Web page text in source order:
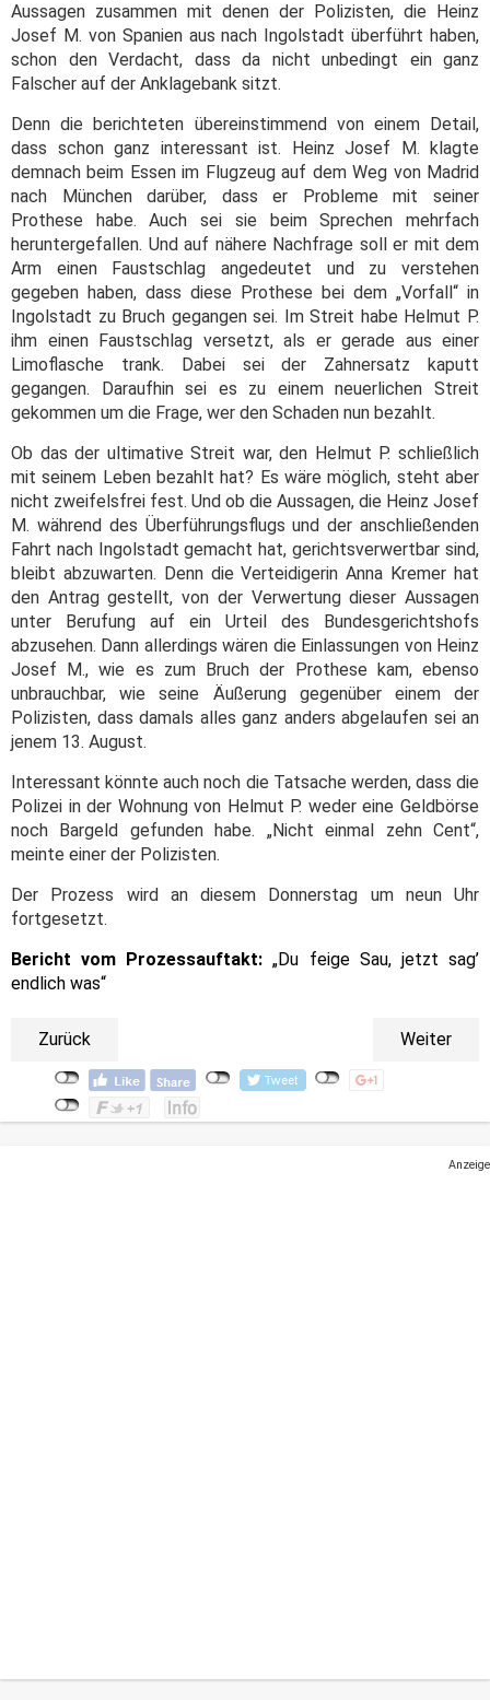
Aussagen zusammen mit denen der Polizisten, die Heinz
Josef M. von Spanien aus nach Ingolstadt überführt haben,
schon den Verdacht, dass da nicht unbedingt ein ganz
Falscher auf der Anklagebank sitzt.
Denn die berichteten übereinstimmend von einem Detail,
dass schon ganz interessant ist. Heinz Josef M. klagte
demnach beim Essen im Flugzeug auf dem Weg von Madrid
nach München darüber, dass er Probleme mit seiner
Prothese habe. Auch sei sie beim Sprechen mehrfach
heruntergefallen. Und auf nähere Nachfrage soll er mit dem
Arm einen Faustschlag angedeutet und zu verstehen
gegeben haben, dass diese Prothese bei dem „Vorfall“ in
Ingolstadt zu Bruch gegangen sei. Im Streit habe Helmut P.
ihm einen Faustschlag versetzt, als er gerade aus einer
Limoflasche trank. Dabei sei der Zahnersatz kaputt
gegangen. Daraufhin sei es zu einem neuerlichen Streit
gekommen um die Frage, wer den Schaden nun bezahlt.
Ob das der ultimative Streit war, den Helmut P. schließlich
mit seinem Leben bezahlt hat? Es wäre möglich, steht aber
nicht zweifelsfrei fest. Und ob die Aussagen, die Heinz Josef
M. während des Überführungsflugs und der anschließenden
Fahrt nach Ingolstadt gemacht hat, gerichtsverwertbar sind,
bleibt abzuwarten. Denn die Verteidigerin Anna Kremer hat
den Antrag gestellt, von der Verwertung dieser Aussagen
unter Berufung auf ein Urteil des Bundesgerichtshofs
abzusehen. Dann allerdings wären die Einlassungen von Heinz
Josef M., wie es zum Bruch der Prothese kam, ebenso
unbrauchbar, wie seine Äußerung gegenüber einem der
Polizisten, dass damals alles ganz anders abgelaufen sei an
jenem 13. August.
Interessant könnte auch noch die Tatsache werden, dass die
Polizei in der Wohnung von Helmut P. weder eine Geldbörse
noch Bargeld gefunden habe. „Nicht einmal zehn Cent“,
meinte einer der Polizisten.
Der Prozess wird an diesem Donnerstag um neun Uhr
fortgesetzt.
Bericht vom Prozessauftakt: „Du feige Sau, jetzt sag’
endlich was“
Zurück Weiter
Anzeige